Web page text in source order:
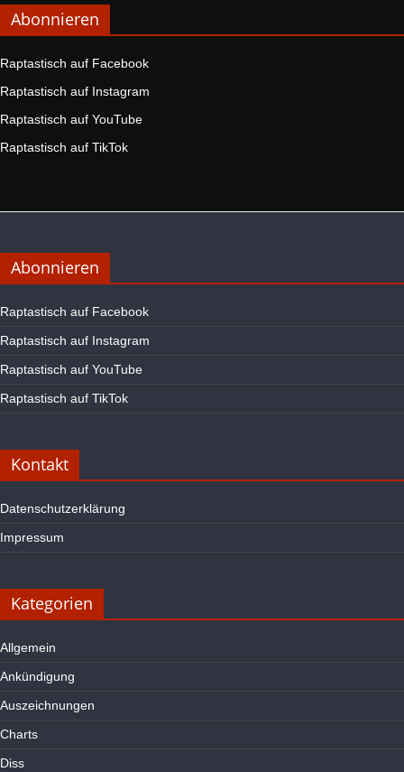
Abonnieren
Raptastisch auf Facebook
Raptastisch auf Instagram
Raptastisch auf YouTube
Raptastisch auf TikTok
Abonnieren
Raptastisch auf Facebook
Raptastisch auf Instagram
Raptastisch auf YouTube
Raptastisch auf TikTok
Kontakt
Datenschutzerklärung
Impressum
Kategorien
Allgemein
Ankündigung
Auszeichnungen
Charts
Diss